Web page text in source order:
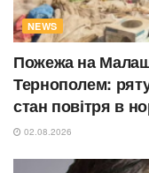
NEWS
Пожежа на
Тернополем:
стан повітря в
02.08.2026